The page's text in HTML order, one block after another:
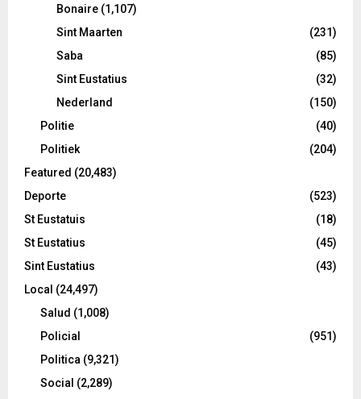
Bonaire (1,107)
Sint Maarten
(231)
Saba
(85)
Sint Eustatius
(32)
Nederland
(150)
Politie
(40)
Politiek
(204)
Featured (20,483)
Deporte
(523)
St Eustatuis
(18)
St Eustatius
(45)
Sint Eustatius
(43)
Local (24,497)
Salud (1,008)
Policial
(951)
Politica (9,321)
Social (2,289)